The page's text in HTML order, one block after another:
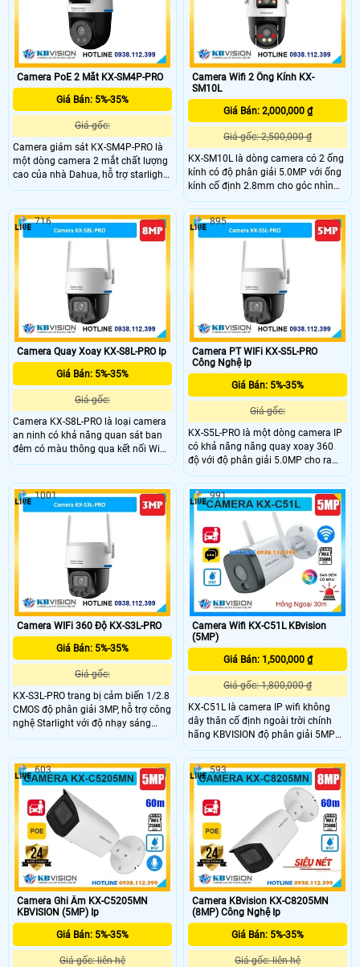
năng cảnh báo tích hợp, KX-S5L là
lựa chọn giá rẻ hiệu quả giám sát
an ninh ngoài trời.
Camera PoE 2 Mắt KX-SM4P-PRO
Giá Bán: 5%-35%
Giá gốc:
Camera giám sát KX-SM4P-PRO là
một dòng camera 2 mắt chất lượng
cao của nhà Dahua, hỗ trợ starlight
với độ nhạy sáng cực kì thấp, với
30m, phân biệt người và xe SMD
plus, phát hiện âm thanh bất
Camera Wifi 2 Ống Kính KX-
SM10L
Giá Bán: 2,000,000 ₫
Giá gốc: 2,500,000 ₫
KX-SM10L là dòng camera có 2 ống
kính có độ phân giải 5.0MP với ống
kính cố định 2.8mm cho góc nhìn
rộng 95°, ống kính quay quét 6mm
hỗ trợ điều khiển từ xa, tích hợp
micro và loa giúp đàm thoại 2 chiều,
trang bị đèn Led giúp nhìn có màu
vào ban đên.
Camera Quay Xoay KX-S8L-PRO Ip
Giá Bán: 5%-35%
Giá gốc:
Camera KX-S8L-PRO là loại camera
an ninh có khả năng quan sát ban
đêm có màu thông qua kết nối Wifi.
Hình ảnh sắc nét, chất lượng với
Khả năng chống ngược sáng DWDR
120db, lắp đặt trong nhà hiệu quả
hơn. Sử dụng chip xử lý hình ảnh
ảnh sinh động.
716
Camera PT WIFi KX-S5L-PRO
Công Nghệ Ip
Giá Bán: 5%-35%
Giá gốc:
KX-S5L-PRO là một dòng camera IP
có khả năng năng quay xoay 360
độ với độ phân giải 5.0MP cho ra
hình ảnh 3K siêu nét, Với độ nhạy
sáng cực thấp 0.0005 Lux, khả năng
chống ngược sáng WDR 120dB
895
Camera WIFi 360 Độ KX-S3L-PRO
Giá Bán: 5%-35%
Giá gốc:
KX-S3L-PRO trang bị cảm biến 1/2.8
CMOS độ phân giải 3MP, hỗ trợ công
nghệ Starlight với độ nhạy sáng
0.0005 lux @ F1.0, Kèm theo đấy
giúp nhìn có màu vào ban đêm với
khoảng cách 30m.
1001
Camera Wifi KX-C51L KBvision
(5MP)
Giá Bán: 1,500,000 ₫
Giá gốc: 1,800,000 ₫
KX-C51L là camera IP wifi không
dây thân cố định ngoài trời chính
hãng KBVISION độ phân giải 5MP
cho hình ảnh sắc nét. Camera tích
hợp hồng ngoại 30m, ánh sáng kép
full color, đàm thoại 2 chiều, khe
cắm thẻ nhớ 256GB, phát hiện người
và xe, hỗ trợ báo động thông minh.
Với chuẩn chống nước IP67, KX-
C51L là lựa chọn camera giá rẻ
nhưng đầy đủ tính năng cho nhu
cầu an ninh ngoài trời.
991
Camera Ghi Âm KX-C5205MN
KBVISION (5MP) Ip
Giá Bán: 5%-35%
Giá gốc: liên hệ
603
Camera KBvision KX-C8205MN
(8MP) Công Nghệ Ip
Giá Bán: 5%-35%
Giá gốc: liên hệ
593